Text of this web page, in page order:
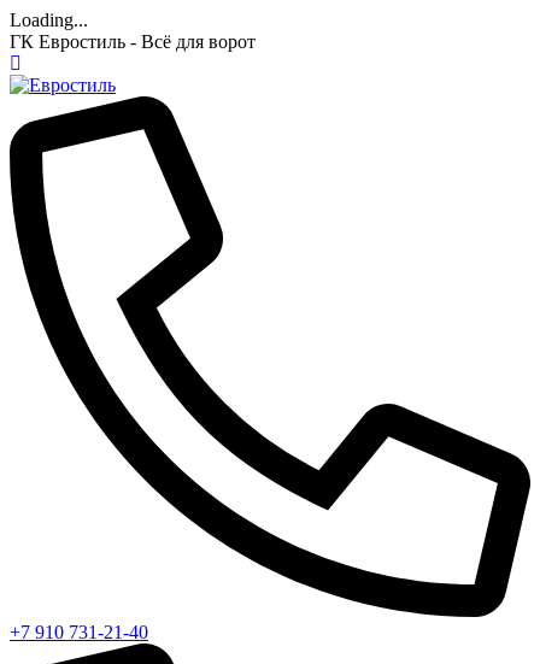
Loading...
ГК Евростиль - Всё для ворот
+7 910 731-21-40